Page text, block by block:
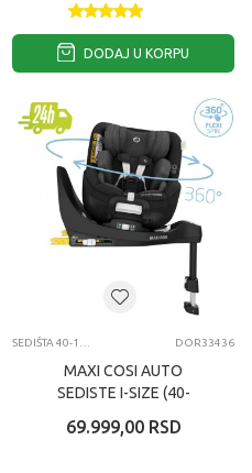
DODAJ U KORPU
DOR33436
MAXI COSI AUTO
SEDISTE I-SIZE (40-
AUT BLACK
69.999,00 RSD